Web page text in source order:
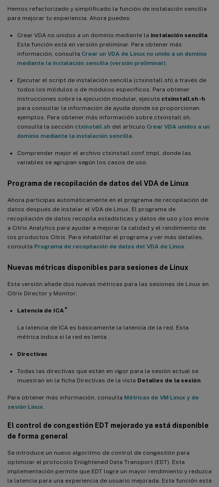
Hemos refactorizado y simplificado la función de instalación sencilla
para mejorar tu experiencia. Ahora puedes:
Crear VDA no unidos a un dominio mediante la instalación sencilla
Esta función está en versión preliminar. Para obtener más
información, consulta Crear un VDA de Linux no unido a un dominio
mediante la instalación sencilla (versión preliminar)
Ejecutar el script de instalación sencilla (ctxinstall.sh) a través de
todos los módulos o de módulos específicos. Para obtener
instrucciones sobre la ejecución modular, ejecuta ctxinstall.sh -h
para consultar la información de ayuda donde se proporcionan
ejemplos. Para obtener más información sobre ctxinstall.sh,
consulta la sección ctxinstall.sh del artículo Crear VDA unidos a un
dominio mediante la instalación sencilla
Comprender mejor el archivo ctxinstall.conf.tmpl, donde las
variables se agrupan según los casos de uso.
Programa de recopilación de datos del VDA de Linux
Ahora participas automáticamente en el programa de recopilación de
datos después de instalar el VDA de Linux. El programa de
recopilación de datos recopila estadísticas y datos de uso y los envía
a Citrix Analytics para ayudar a mejorar la calidad y el rendimiento de
los productos Citrix. Para inhabilitar el programa y ver más detalles,
consulta Programa de recopilación de datos del VDA de Linux
Nuevas métricas disponibles para sesiones de Linux
Esta versión añade dos nuevas métricas para las sesiones de Linux en
Citrix Director y Monitor:
Latencia de ICA ®
La latencia de ICA es básicamente la latencia de la red. Esta
métrica indica si la red es lenta.
Directivas
Todas las directivas que están en vigor para la sesión actual se
muestran en la ficha Directivas de la vista Detalles de la sesión
Para obtener más información, consulta Métricas de VM Linux y de
sesión Linux
El control de congestión EDT mejorado ya está disponible
de forma general
Se introduce un nuevo algoritmo de control de congestión para
optimizar el protocolo Enlightened Data Transport (EDT). Esta
implementación permite que EDT logre un mayor rendimiento y reduzca
la latencia para una experiencia de usuario mejorada. Esta función está
Compatibilidad con nuevos dispositivos de destino de streaming
de Linux
Mejora de los scripts de shell
Novedades de la versión 2209
Compatibilidad con RHEL 8.6, Rocky Linux 8.6 y Ubuntu 22.04
Compatibilidad con autenticación federada para VDA de Ubuntu
y SUSE unidos a SSSD y PBIS
Entornos de escritorio personalizados por usuarios de sesión
Firma GPG
Compatibilidad con más métodos de autenticación de usuario en
Opciones adicionales para configurar la marca de agua de la
Compatibilidad con el hipervisor KVM
Copia y pegado de archivos disponible para todas las
distribuciones de Linux compatibles
Compatibilidad con Debian 11.3
Compatibilidad con la autenticación de usuarios con
credenciales de Azure AD
Visualización del estado de la batería del cliente
Mejoras de varios monitores para VDA de acceso con PC remoto
que utilizan tarjetas gráficas que no son vGPU
Fondos personalizados y mensajes de banner en las pantallas
Escalado automático de DPI
Consultas LDAP más rápidas
¿Qué novedades hay en la versión 2204?
Compatibilidad con el inicio de sesión con un directorio de inicio
temporal
Compatibilidad con proxy SOCKS5 para el tráfico HDX de